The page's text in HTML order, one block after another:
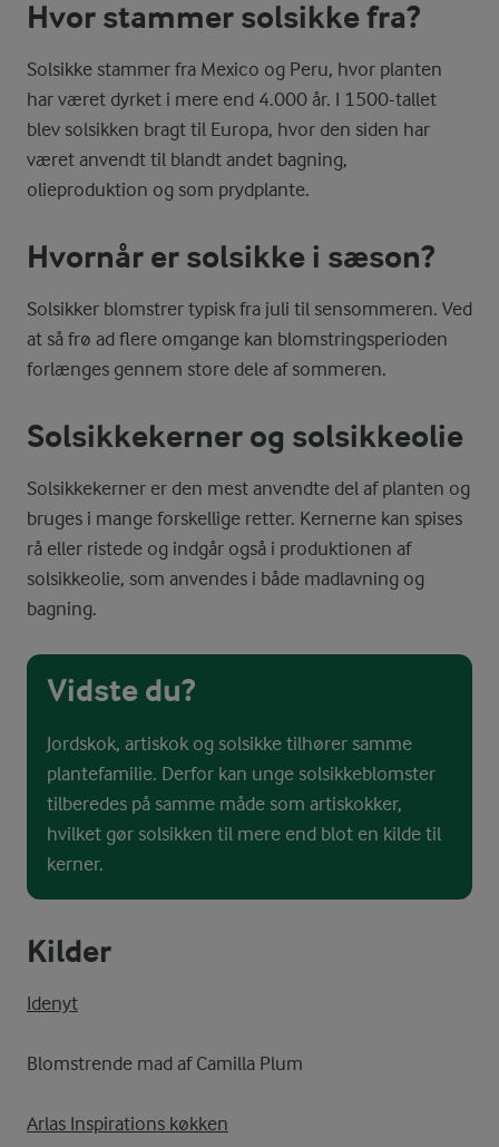
Hvor stammer solsikke fra?
Solsikke stammer fra Mexico og Peru, hvor planten
har været dyrket i mere end 4.000 år. I 1500-tallet
blev solsikken bragt til Europa, hvor den siden har
været anvendt til blandt andet bagning,
olieproduktion og som prydplante.
Hvornår er solsikke i sæson?
Solsikker blomstrer typisk fra juli til sensommeren. Ved
at så frø ad flere omgange kan blomstringsperioden
forlænges gennem store dele af sommeren.
Solsikkekerner og solsikkeolie
Solsikkekerner er den mest anvendte del af planten og
bruges i mange forskellige retter. Kernerne kan spises
rå eller ristede og indgår også i produktionen af
solsikkeolie, som anvendes i både madlavning og
bagning.
Vidste du?
Jordskok, artiskok og solsikke tilhører samme
plantefamilie. Derfor kan unge solsikkeblomster
tilberedes på samme måde som artiskokker,
hvilket gør solsikken til mere end blot en kilde til
kerner.
Kilder
Idenyt
Blomstrende mad af Camilla Plum
Arlas Inspirations køkken